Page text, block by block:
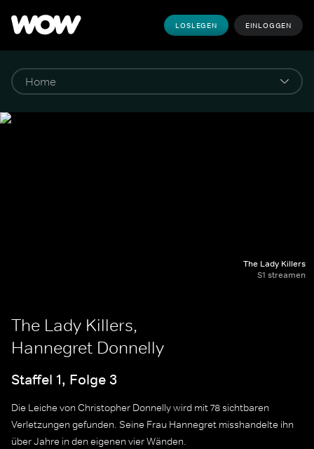
LOSLEGEN EINLOGGEN
The Lady Killers
S1 streamen
The Lady Killers,
Hannegret Donnelly
Staffel 1, Folge 3
Die Leiche von Christopher Donnelly wird mit 78 sichtbaren
Verletzungen gefunden. Seine Frau Hannegret misshandelte ihn
über Jahre in den eigenen vier Wänden.